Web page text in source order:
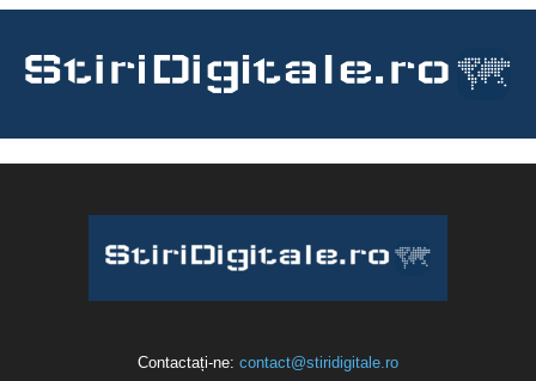
Contactați-ne: contact@stiridigitale.ro